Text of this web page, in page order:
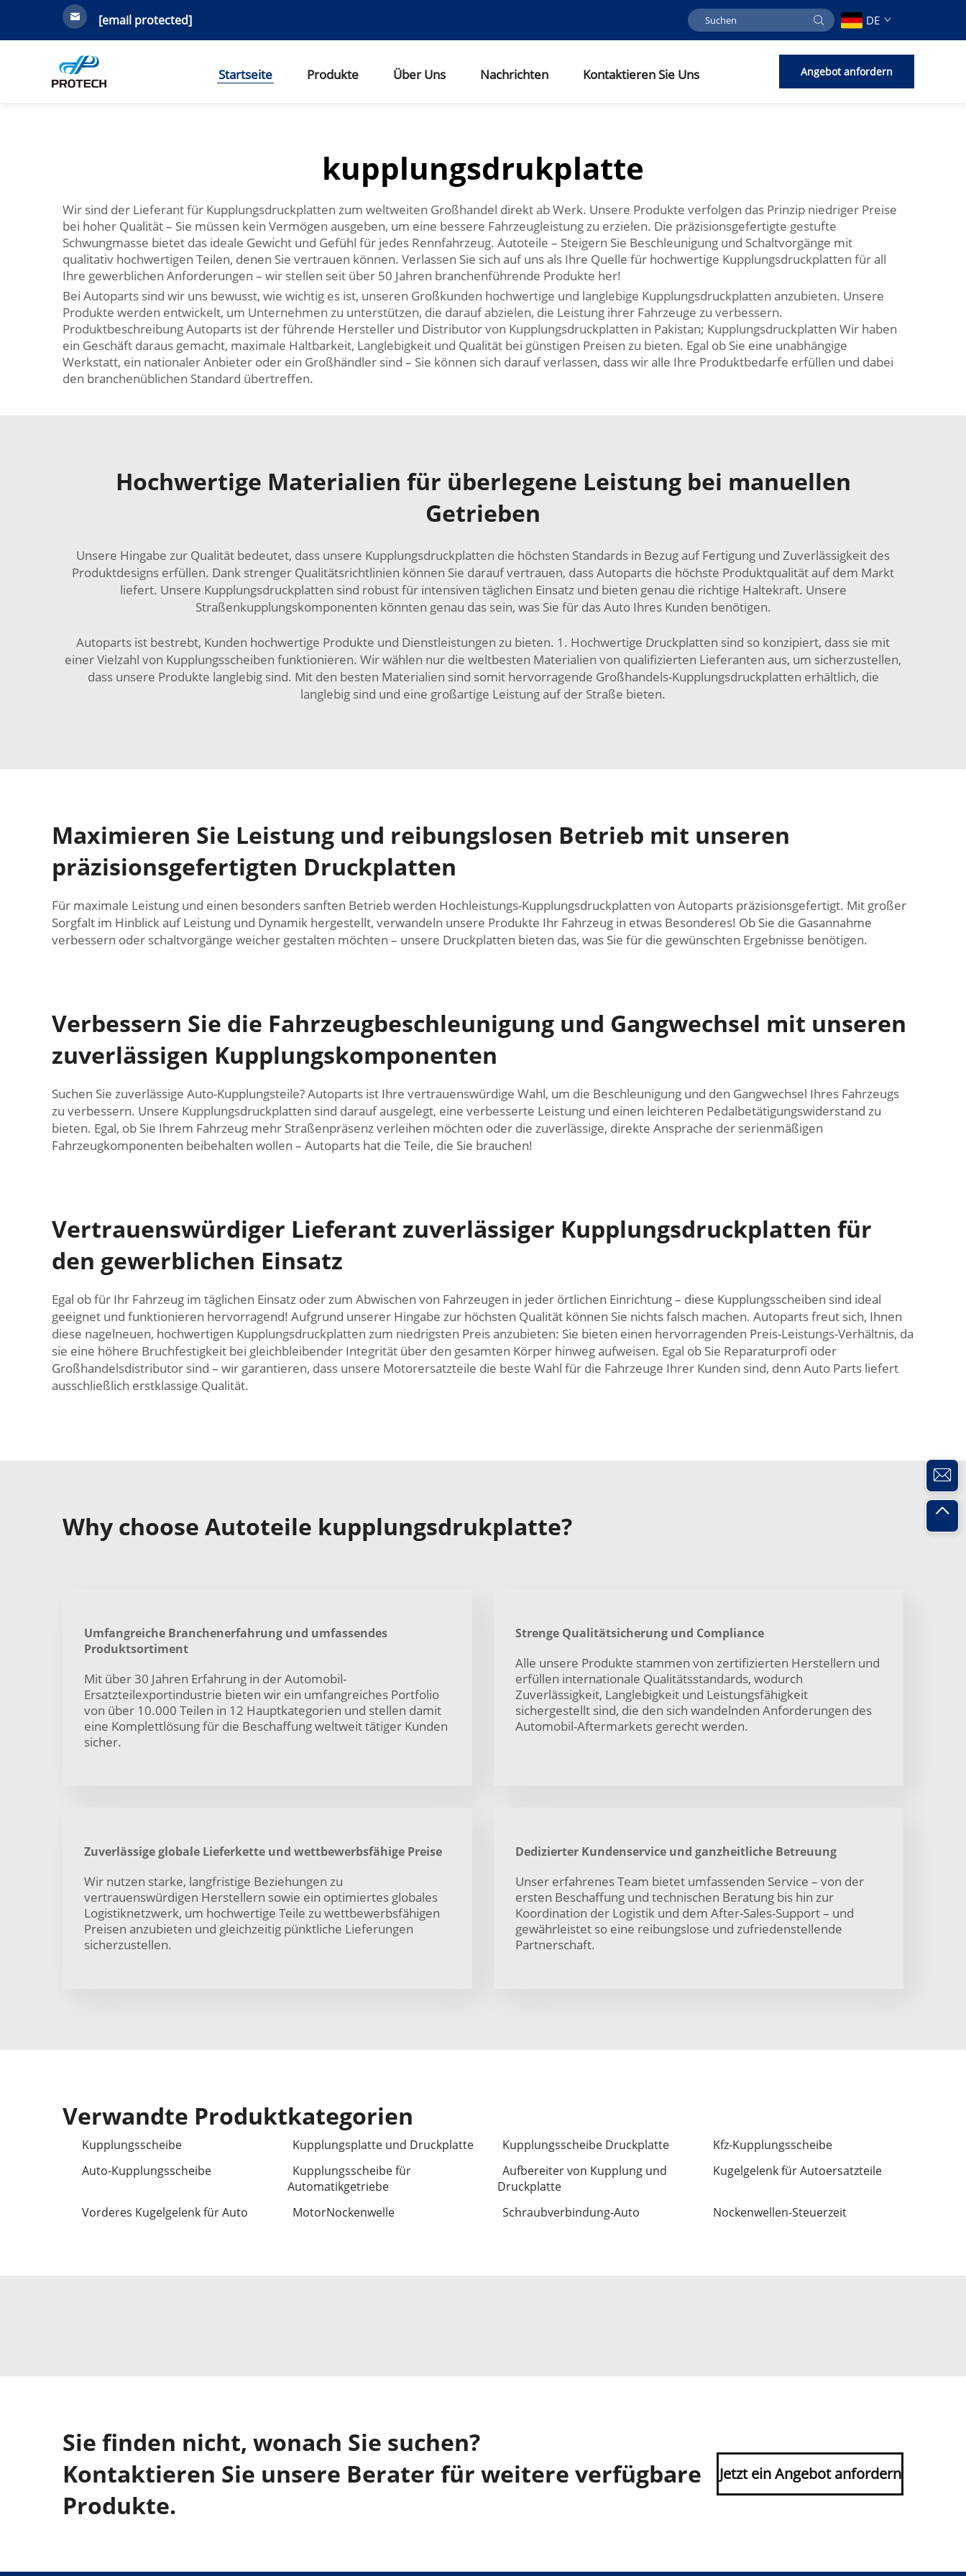
[email protected] DE
Startseite Produkte Über Uns Nachrichten Kontaktieren Sie Uns Angebot anfordern
kupplungsdrukplatte
Wir sind der Lieferant für Kupplungsdruckplatten zum weltweiten Großhandel direkt ab Werk. Unsere Produkte verfolgen das Prinzip niedriger Preise
bei hoher Qualität – Sie müssen kein Vermögen ausgeben, um eine bessere Fahrzeugleistung zu erzielen. Die präzisionsgefertigte gestufte
Schwungmasse bietet das ideale Gewicht und Gefühl für jedes Rennfahrzeug. Autoteile – Steigern Sie Beschleunigung und Schaltvorgänge mit
qualitativ hochwertigen Teilen, denen Sie vertrauen können. Verlassen Sie sich auf uns als Ihre Quelle für hochwertige Kupplungsdruckplatten für all
Ihre gewerblichen Anforderungen – wir stellen seit über 50 Jahren branchenführende Produkte her!
Bei Autoparts sind wir uns bewusst, wie wichtig es ist, unseren Großkunden hochwertige und langlebige Kupplungsdruckplatten anzubieten. Unsere
Produkte werden entwickelt, um Unternehmen zu unterstützen, die darauf abzielen, die Leistung ihrer Fahrzeuge zu verbessern.
Produktbeschreibung Autoparts ist der führende Hersteller und Distributor von Kupplungsdruckplatten in Pakistan; Kupplungsdruckplatten Wir haben
ein Geschäft daraus gemacht, maximale Haltbarkeit, Langlebigkeit und Qualität bei günstigen Preisen zu bieten. Egal ob Sie eine unabhängige
Werkstatt, ein nationaler Anbieter oder ein Großhändler sind – Sie können sich darauf verlassen, dass wir alle Ihre Produktbedarfe erfüllen und dabei
den branchenüblichen Standard übertreffen.
Hochwertige Materialien für überlegene Leistung bei manuellen
Getrieben
Unsere Hingabe zur Qualität bedeutet, dass unsere Kupplungsdruckplatten die höchsten Standards in Bezug auf Fertigung und Zuverlässigkeit des
Produktdesigns erfüllen. Dank strenger Qualitätsrichtlinien können Sie darauf vertrauen, dass Autoparts die höchste Produktqualität auf dem Markt
liefert. Unsere Kupplungsdruckplatten sind robust für intensiven täglichen Einsatz und bieten genau die richtige Haltekraft. Unsere
Straßenkupplungskomponenten könnten genau das sein, was Sie für das Auto Ihres Kunden benötigen.
Autoparts ist bestrebt, Kunden hochwertige Produkte und Dienstleistungen zu bieten. 1. Hochwertige Druckplatten sind so konzipiert, dass sie mit
einer Vielzahl von Kupplungsscheiben funktionieren. Wir wählen nur die weltbesten Materialien von qualifizierten Lieferanten aus, um sicherzustellen,
dass unsere Produkte langlebig sind. Mit den besten Materialien sind somit hervorragende Großhandels-Kupplungsdruckplatten erhältlich, die
langlebig sind und eine großartige Leistung auf der Straße bieten.
Maximieren Sie Leistung und reibungslosen Betrieb mit unseren
präzisionsgefertigten Druckplatten
Für maximale Leistung und einen besonders sanften Betrieb werden Hochleistungs-Kupplungsdruckplatten von Autoparts präzisionsgefertigt. Mit großer
Sorgfalt im Hinblick auf Leistung und Dynamik hergestellt, verwandeln unsere Produkte Ihr Fahrzeug in etwas Besonderes! Ob Sie die Gasannahme
verbessern oder schaltvorgänge weicher gestalten möchten – unsere Druckplatten bieten das, was Sie für die gewünschten Ergebnisse benötigen.
Verbessern Sie die Fahrzeugbeschleunigung und Gangwechsel mit unseren
zuverlässigen Kupplungskomponenten
Suchen Sie zuverlässige Auto-Kupplungsteile? Autoparts ist Ihre vertrauenswürdige Wahl, um die Beschleunigung und den Gangwechsel Ihres Fahrzeugs
zu verbessern. Unsere Kupplungsdruckplatten sind darauf ausgelegt, eine verbesserte Leistung und einen leichteren Pedalbetätigungswiderstand zu
bieten. Egal, ob Sie Ihrem Fahrzeug mehr Straßenpräsenz verleihen möchten oder die zuverlässige, direkte Ansprache der serienmäßigen
Fahrzeugkomponenten beibehalten wollen – Autoparts hat die Teile, die Sie brauchen!
Vertrauenswürdiger Lieferant zuverlässiger Kupplungsdruckplatten für
den gewerblichen Einsatz
Egal ob für Ihr Fahrzeug im täglichen Einsatz oder zum Abwischen von Fahrzeugen in jeder örtlichen Einrichtung – diese Kupplungsscheiben sind ideal
geeignet und funktionieren hervorragend! Aufgrund unserer Hingabe zur höchsten Qualität können Sie nichts falsch machen. Autoparts freut sich, Ihnen
diese nagelneuen, hochwertigen Kupplungsdruckplatten zum niedrigsten Preis anzubieten: Sie bieten einen hervorragenden Preis-Leistungs-Verhältnis, da
sie eine höhere Bruchfestigkeit bei gleichbleibender Integrität über den gesamten Körper hinweg aufweisen. Egal ob Sie Reparaturprofi oder
Großhandelsdistributor sind – wir garantieren, dass unsere Motorersatzteile die beste Wahl für die Fahrzeuge Ihrer Kunden sind, denn Auto Parts liefert
ausschließlich erstklassige Qualität.
Why choose Autoteile kupplungsdrukplatte?
Umfangreiche Branchenerfahrung und umfassendes
Produktsortiment
Mit über 30 Jahren Erfahrung in der Automobil-
Ersatzteilexportindustrie bieten wir ein umfangreiches Portfolio
von über 10.000 Teilen in 12 Hauptkategorien und stellen damit
eine Komplettlösung für die Beschaffung weltweit tätiger Kunden
sicher.
Strenge Qualitätsicherung und Compliance
Alle unsere Produkte stammen von zertifizierten Herstellern und
erfüllen internationale Qualitätsstandards, wodurch
Zuverlässigkeit, Langlebigkeit und Leistungsfähigkeit
sichergestellt sind, die den sich wandelnden Anforderungen des
Automobil-Aftermarkets gerecht werden.
Zuverlässige globale Lieferkette und wettbewerbsfähige Preise
Wir nutzen starke, langfristige Beziehungen zu
vertrauenswürdigen Herstellern sowie ein optimiertes globales
Logistiknetzwerk, um hochwertige Teile zu wettbewerbsfähigen
Preisen anzubieten und gleichzeitig pünktliche Lieferungen
sicherzustellen.
Dedizierter Kundenservice und ganzheitliche Betreuung
Unser erfahrenes Team bietet umfassenden Service – von der
ersten Beschaffung und technischen Beratung bis hin zur
Koordination der Logistik und dem After-Sales-Support – und
gewährleistet so eine reibungslose und zufriedenstellende
Partnerschaft.
Verwandte Produktkategorien
Kupplungsscheibe Kupplungsplatte und Druckplatte Kupplungsscheibe Druckplatte
Kfz-Kupplungsscheibe
Auto-Kupplungsscheibe
Kupplungsscheibe für
Automatikgetriebe
Aufbereiter von Kupplung und
Druckplatte
Kugelgelenk für Autoersatzteile
Vorderes Kugelgelenk für Auto MotorNockenwelle Schraubverbindung-Auto Nockenwellen-Steuerzeit
Sie finden nicht, wonach Sie suchen?
Kontaktieren Sie unsere Berater für weitere verfügbare
Produkte.
Jetzt ein Angebot anfordern